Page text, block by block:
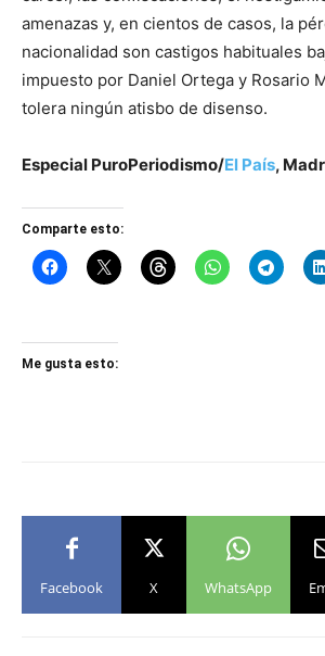
amenazas y, en cientos de casos, la
nacionalidad son castigos habituales
impuesto por Daniel Ortega y Rosario
tolera ningún atisbo de disenso.
Especial PuroPeriodismo/El País,
Comparte esto:
Me gusta esto:
Facebook X WhatsApp